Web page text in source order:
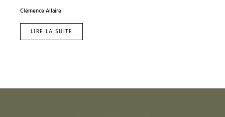
Clémence Allaire
LIRE LA SUITE